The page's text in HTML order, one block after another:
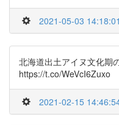
2021-05-03 14:18:01
北海道出土アイヌ文化期
https://t.co/WeVcI6Zuxo
2021-02-15